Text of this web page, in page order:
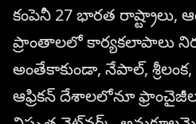
కంపెనీ 27 భారత రాష్ట్రాలు,
ప్రాంతాలలో కార్యకలాపాలు
అంతేకాకుండా, నేపాల్,
ఆఫ్రికన్ దేశాలలోనూ